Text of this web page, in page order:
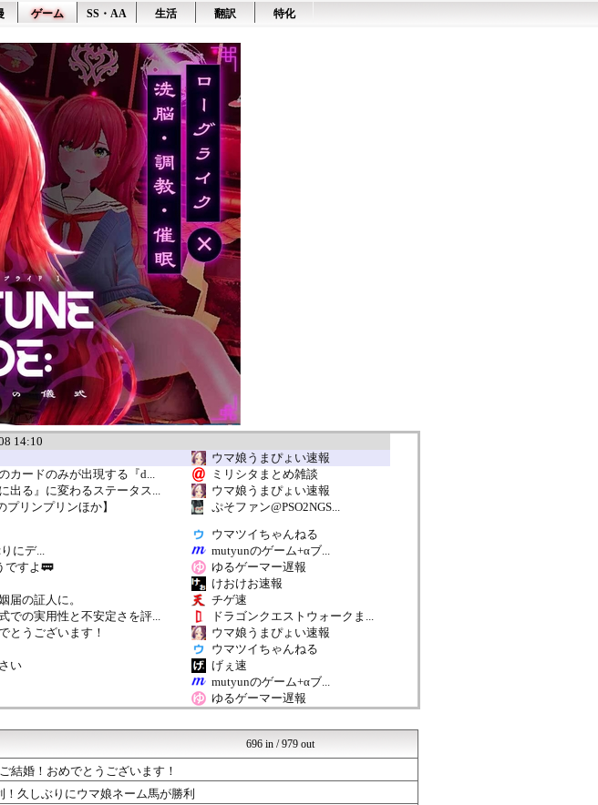
ゲーム SS・AA 生活 翻訳 特化
14:10
ウマ娘うまぴょい速報
カードのみが出現する『d...
ミリシタまとめ雑談
出る』に変わるステータス...
ウマ娘うまぴょい速報
プリンプリンほか】
ぷそファン@PSO2NGS...
ウマツイちゃんねる
にデ...
mutyunのゲーム+αブ...
ですよ🚃
ゆるゲーマー遅報
けおけお速報
届の証人に。
チゲ速
での実用性と不安定さを評...
ドラゴンクエストウォークま...
とうございます！
ウマ娘うまぴょい速報
ウマツイちゃんねる
い
げぇ速
mutyunのゲーム+αブ...
ゆるゲーマー遅報
ームやってみる！」
mutyunのゲーム+αブ...
マ娘ネーム馬が勝利
ウマ娘うまぴょい速報
げぇ速
！
696 in / 979 out
結婚！おめでとうございます！
！久しぶりにウマ娘ネーム馬が勝利